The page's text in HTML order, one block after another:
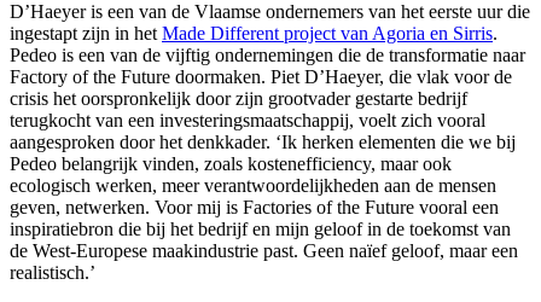
D’Haeyer is een van de Vlaamse ondernemers van het eerste uur die
ingestapt zijn in het Made Different project van Agoria en Sirris.
Pedeo is een van de vijftig ondernemingen die de transformatie naar
Factory of the Future doormaken. Piet D’Haeyer, die vlak voor de
crisis het oorspronkelijk door zijn grootvader gestarte bedrijf
terugkocht van een investeringsmaatschappij, voelt zich vooral
aangesproken door het denkkader. ‘Ik herken elementen die we bij
Pedeo belangrijk vinden, zoals kostenefficiency, maar ook
ecologisch werken, meer verantwoordelijkheden aan de mensen
geven, netwerken. Voor mij is Factories of the Future vooral een
inspiratiebron die bij het bedrijf en mijn geloof in de toekomst van
de West-Europese maakindustrie past. Geen naïef geloof, maar een
realistisch.’